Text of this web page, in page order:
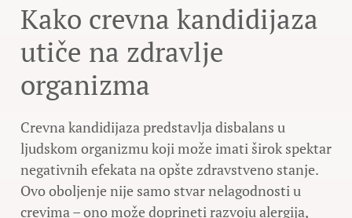
Kako crevna kandidijaza
utiče na zdravlje
organizma
Crevna kandidijaza predstavlja disbalans u
ljudskom organizmu koji može imati širok spektar
negativnih efekata na opšte zdravstveno stanje.
Ovo oboljenje nije samo stvar nelagodnosti u
crevima – ono može doprineti razvoju alergija,